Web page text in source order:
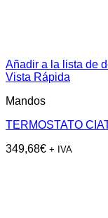
Añadir a la lista de
Vista Rápida
Mandos
TERMOSTATO
349,68€ + IVA